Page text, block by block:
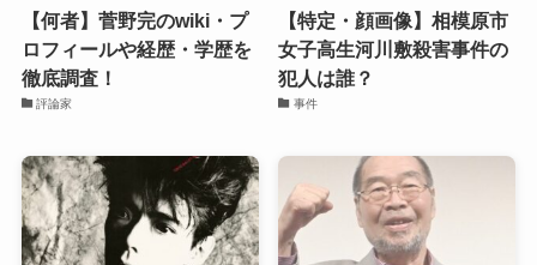
【何者】菅野完のwiki・プ
ロフィールや経歴・学歴を
徹底調査！
評論家
【特定・顔画像】相模原市
女子高生河川敷殺害事件の
犯人は誰？
事件